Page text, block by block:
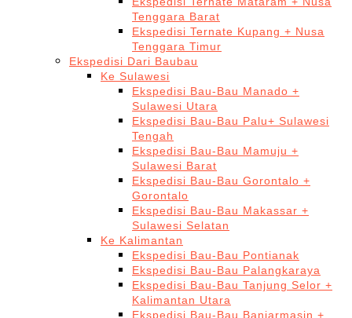
Tenggara Barat
Ekspedisi Ternate Kupang + Nusa
Tenggara Timur
Ekspedisi Dari Baubau
Ke Sulawesi
Ekspedisi Bau-Bau Manado +
Sulawesi Utara
Ekspedisi Bau-Bau Palu+ Sulawesi
Tengah
Ekspedisi Bau-Bau Mamuju +
Sulawesi Barat
Ekspedisi Bau-Bau Gorontalo +
Gorontalo
Ekspedisi Bau-Bau Makassar +
Sulawesi Selatan
Ke Kalimantan
Ekspedisi Bau-Bau Pontianak
Ekspedisi Bau-Bau Palangkaraya
Ekspedisi Bau-Bau Tanjung Selor +
Kalimantan Utara
Ekspedisi Bau-Bau Banjarmasin +